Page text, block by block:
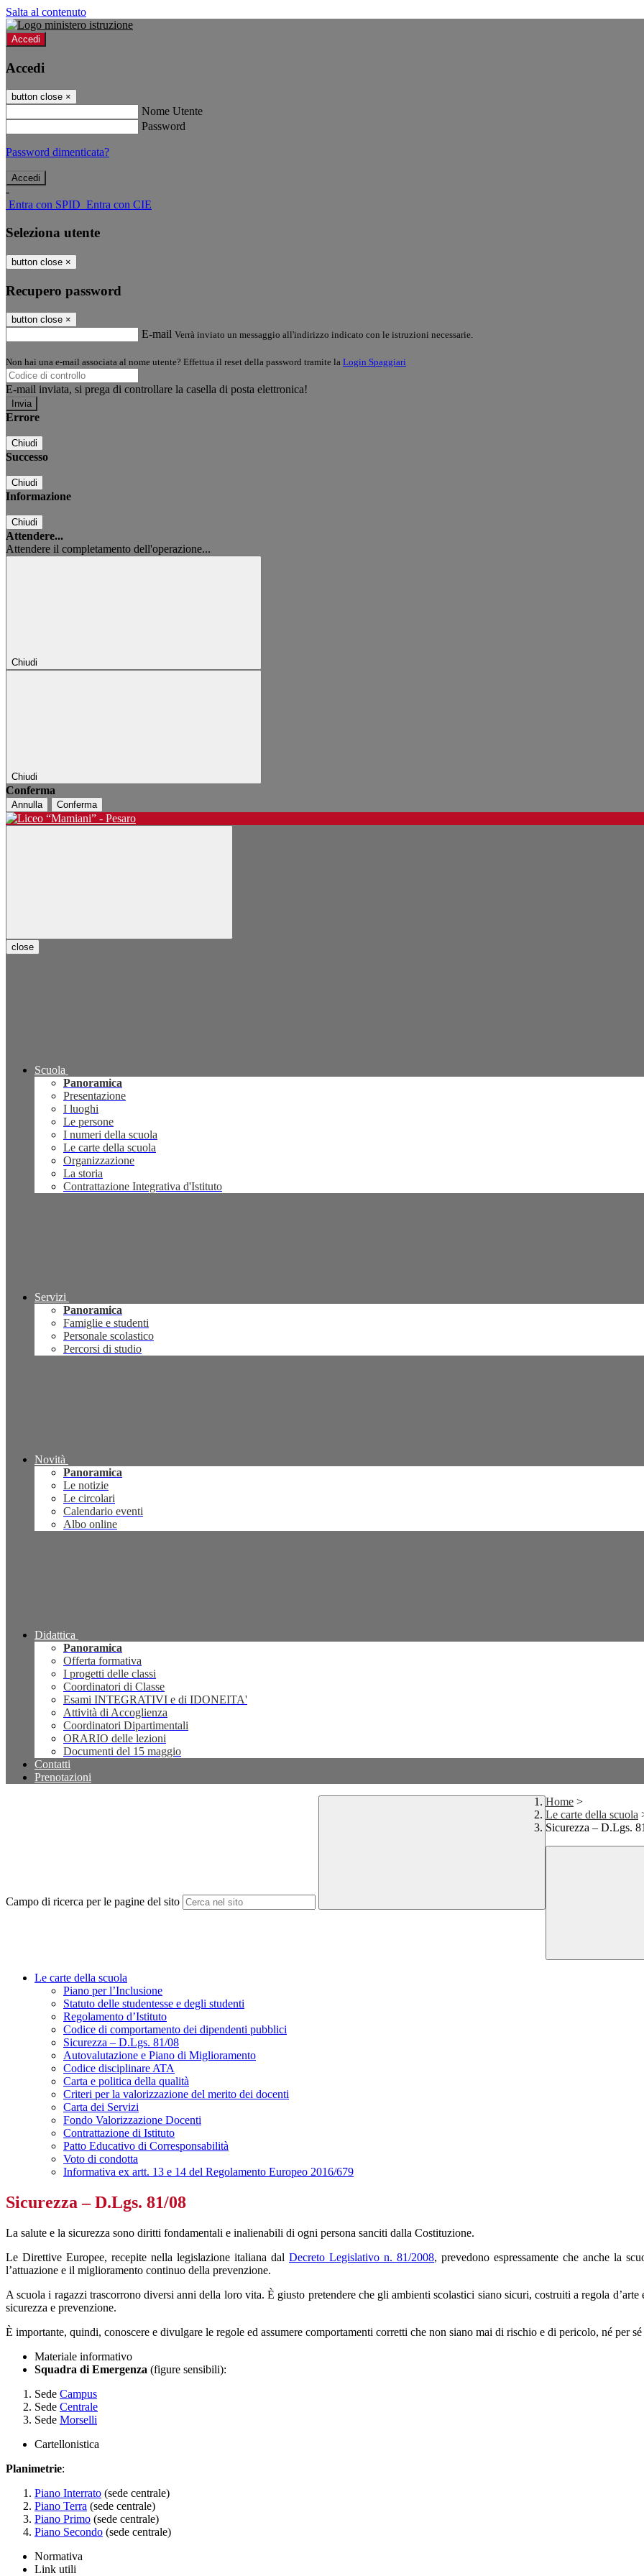
Salta al contenuto
Accedi
Accedi
button close ×
Nome Utente
Password
Password dimenticata?
-
Entra con SPID Entra con CIE
Seleziona utente
button close ×
Recupero password
button close ×
E-mail Verrà inviato un messaggio all'indirizzo indicato con le istruzioni necessarie.
Non hai una e-mail associata al nome utente? Effettua il reset della password tramite la Login Spaggiari
E-mail inviata, si prega di controllare la casella di posta elettronica!
Errore
Chiudi
Successo
Chiudi
Informazione
Chiudi
Attendere...
Attendere il completamento dell'operazione...
Chiudi
Chiudi
Conferma
Annulla Conferma
close
Scuola
Panoramica
Presentazione
I luoghi
Le persone
I numeri della scuola
Le carte della scuola
Organizzazione
La storia
Contrattazione Integrativa d'Istituto
Servizi
Panoramica
Famiglie e studenti
Personale scolastico
Percorsi di studio
Novità
Panoramica
Le notizie
Le circolari
Calendario eventi
Albo online
Didattica
Panoramica
Offerta formativa
I progetti delle classi
Coordinatori di Classe
Esami INTEGRATIVI e di IDONEITA'
Attività di Accoglienza
Coordinatori Dipartimentali
ORARIO delle lezioni
Documenti del 15 maggio
Contatti
Prenotazioni
Campo di ricerca per le pagine del sito
Home >
Le carte della scuola
Sicurezza – D.Lgs.
Le carte della scuola
Piano per l’Inclusione
Statuto delle studentesse e degli studenti
Regolamento d’Istituto
Codice di comportamento dei dipendenti pubblici
Sicurezza – D.Lgs. 81/08
Autovalutazione e Piano di Miglioramento
Codice disciplinare ATA
Carta e politica della qualità
Criteri per la valorizzazione del merito dei docenti
Carta dei Servizi
Fondo Valorizzazione Docenti
Contrattazione di Istituto
Patto Educativo di Corresponsabilità
Voto di condotta
Informativa ex artt. 13 e 14 del Regolamento Europeo 2016/679
Sicurezza – D.Lgs. 81/08
La salute e la sicurezza sono diritti fondamentali e inalienabili di ogni persona sanciti dalla Costituzione.
Le Direttive Europee, recepite nella legislazione italiana dal Decreto Legislativo n. 81/2008, prevedono espressamente che anche la
l’attuazione e il miglioramento continuo della prevenzione.
A scuola i ragazzi trascorrono diversi anni della loro vita. È giusto pretendere che gli ambienti scolastici siano sicuri, costruiti a regola
sicurezza e prevenzione.
È importante, quindi, conoscere e divulgare le regole ed assumere comportamenti corretti che non siano mai di rischio e di pericolo, né per
Materiale informativo
Squadra di Emergenza (figure sensibili):
Sede Campus
Sede Centrale
Sede Morselli
Cartellonistica
Planimetrie:
Piano Interrato (sede centrale)
Piano Terra (sede centrale)
Piano Primo (sede centrale)
Piano Secondo (sede centrale)
Normativa
Link utili